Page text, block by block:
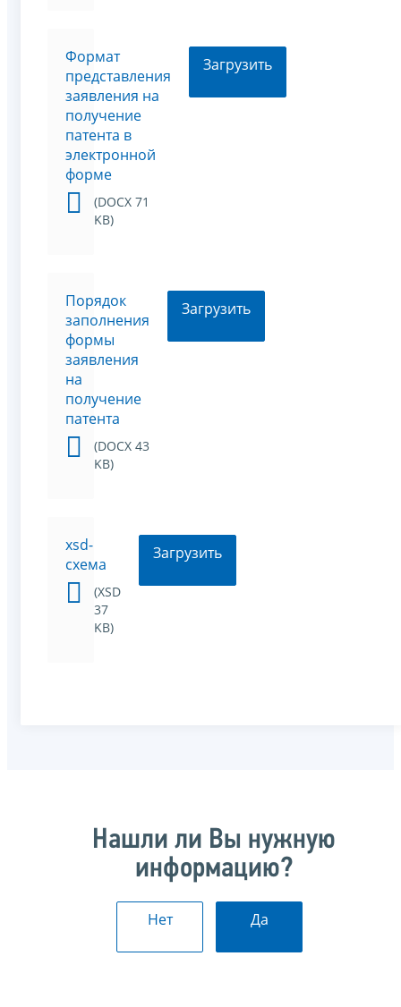
Формат
представления
заявления на
получение
патента в
электронной
форме
(DOCX 71
KB)
Загрузить
Порядок
заполнения
формы
заявления
на
получение
патента
(DOCX 43
KB)
Загрузить
xsd-
схема
(XSD
37
KB)
Загрузить
Нашли ли Вы нужную
информацию?
Нет Да